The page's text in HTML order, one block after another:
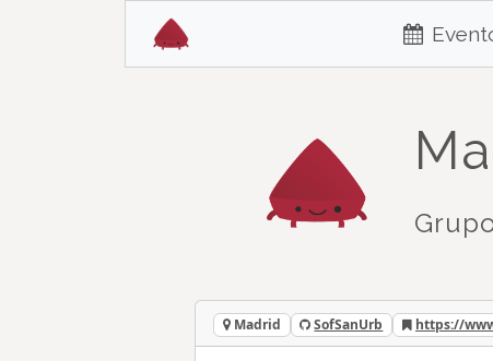
Madrid SofSanUrb https://